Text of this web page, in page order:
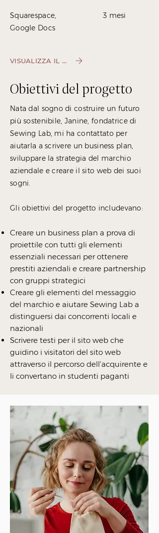
Squarespace,
Google Docs
3 mesi
VISUALIZZA IL SITO
Obiettivi del progetto
Nata dal sogno di costruire un futuro
più sostenibile, Janine, fondatrice di
Sewing Lab, mi ha contattato per
aiutarla a scrivere un business plan,
sviluppare la strategia del marchio
aziendale e creare il sito web dei suoi
sogni.
Gli obiettivi del progetto includevano:
Creare un business plan a prova di
proiettile con tutti gli elementi
essenziali necessari per ottenere
prestiti aziendali e creare partnership
con gruppi strategici
Creare gli elementi del messaggio
del marchio e aiutare Sewing Lab a
distinguersi dai concorrenti locali e
nazionali
Scrivere testi per il sito web che
guidino i visitatori del sito web
attraverso il percorso dell'acquirente e
li convertano in studenti paganti